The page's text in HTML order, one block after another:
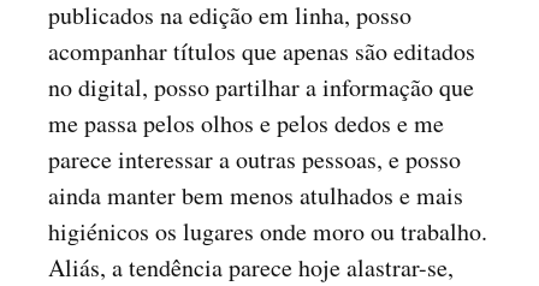
publicados na edição em linha, posso
acompanhar títulos que apenas são editados
no digital, posso partilhar a informação que
me passa pelos olhos e pelos dedos e me
parece interessar a outras pessoas, e posso
ainda manter bem menos atulhados e mais
higiénicos os lugares onde moro ou trabalho.
Aliás, a tendência parece hoje alastrar-se,